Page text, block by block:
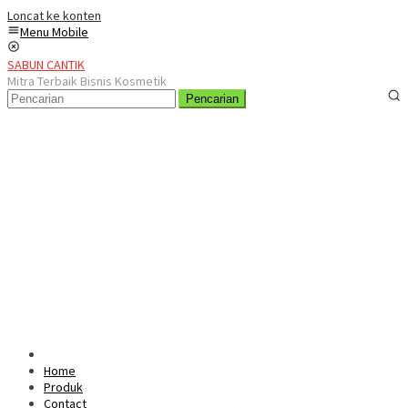
Loncat ke konten
Menu Mobile
SABUN CANTIK
Mitra Terbaik Bisnis Kosmetik
Pencarian
Home
Produk
Contact